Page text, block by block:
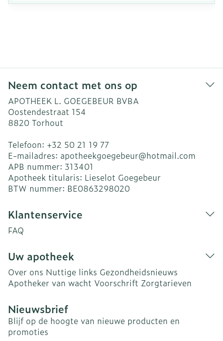
Neem contact met ons op
APOTHEEK L. GOEGEBEUR BVBA
Oostendestraat 154
8820 Torhout
Telefoon: +32 50 21 19 77
E-mailadres: apotheekgoegebeur@hotmail.com
APB nummer: 313401
Apotheek titularis: Lieselot Goegebeur
BTW nummer: BE0863298020
Klantenservice
FAQ
Uw apotheek
Over ons Nuttige links Gezondheidsnieuws
Apotheker van wacht Voorschrift Zorgtarieven
Nieuwsbrief
Blijf op de hoogte van nieuwe producten en
promoties